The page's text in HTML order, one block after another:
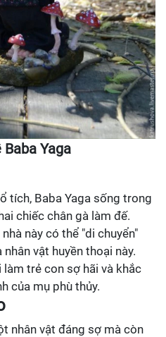
Baba Yaga
tích, Baba Yaga sống trong
chiếc chân gà làm đế.
này có thể "di chuyển"
vật huyền thoại này.
trẻ con sợ hãi và khắc
của mụ phù thủy.
nhân vật đáng sợ mà còn